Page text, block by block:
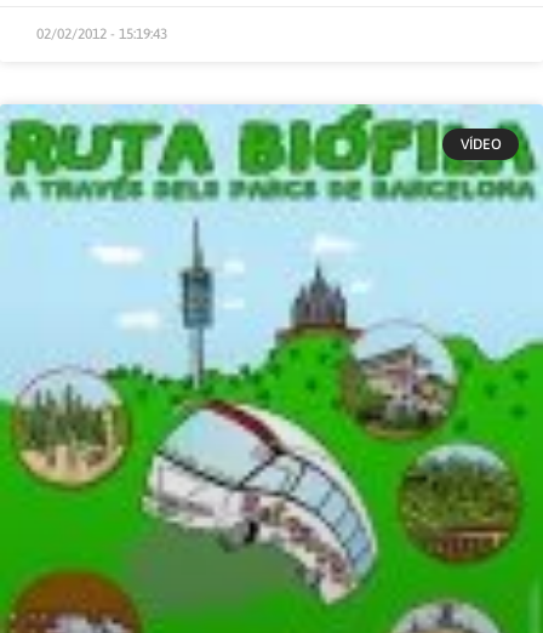
02/02/2012 - 15:19:43
VÍDEO